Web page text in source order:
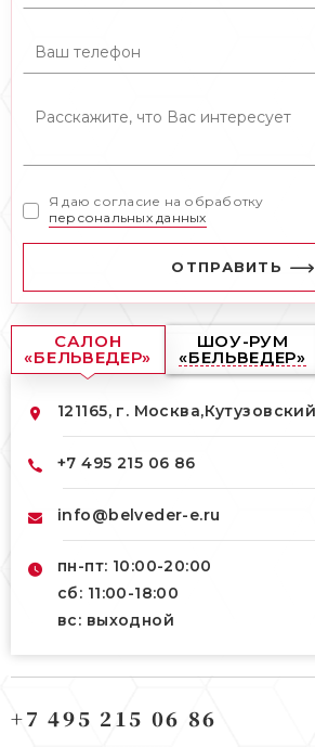
Я даю согласие на обработку
персональных данных
ОТПРАВИТЬ
САЛОН
«БЕЛЬВЕДЕР»
ШОУ-РУМ
«БЕЛЬВЕДЕР»
121165, г. Москва,
+7 495 215 06 86
info@belveder-e.ru
пн-пт: 10:00-20:00
сб: 11:00-18:00
вс: выходной
Берсеневский переулок, 3/
+7 495 215 06 86